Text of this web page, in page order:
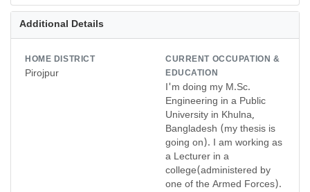
Additional Details
HOME DISTRICT
Pirojpur
CURRENT OCCUPATION &
EDUCATION
I'm doing my M.Sc.
Engineering in a Public
University in Khulna,
Bangladesh (my thesis is
going on). I am working as
a Lecturer in a
college(administered by
one of the Armed Forces).